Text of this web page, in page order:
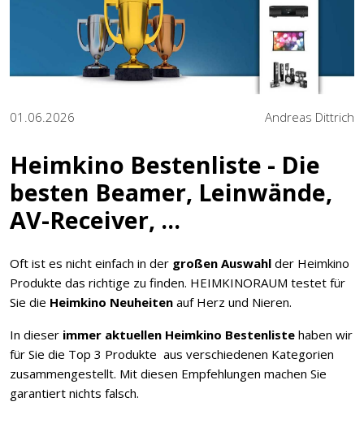
01.06.2026 Andreas Dittrich
Heimkino Bestenliste - Die
besten Beamer, Leinwände,
AV-Receiver, ...
Oft ist es nicht einfach in der großen Auswahl der Heimkino
Produkte das richtige zu finden. HEIMKINORAUM testet für
Sie die Heimkino Neuheiten auf Herz und Nieren.
In dieser immer aktuellen Heimkino Bestenliste haben wir
für Sie die Top 3 Produkte aus verschiedenen Kategorien
zusammengestellt. Mit diesen Empfehlungen machen Sie
garantiert nichts falsch.